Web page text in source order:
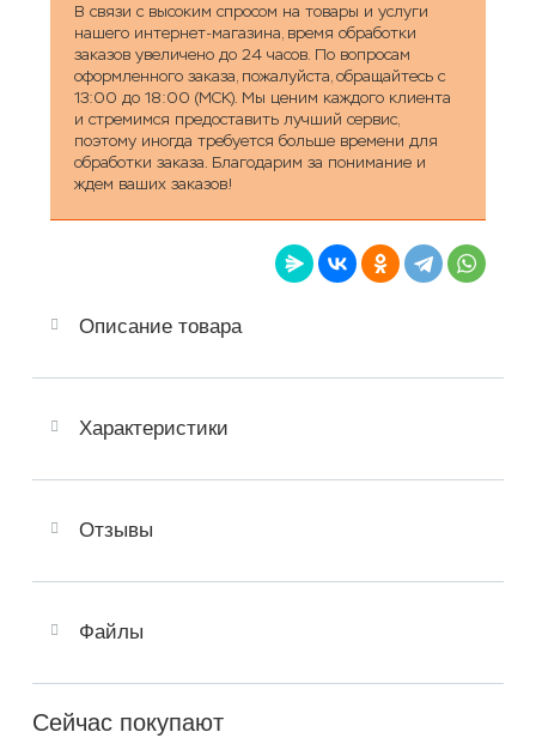
В связи с высоким спросом на товары и услуги
нашего интернет-магазина, время обработки
заказов увеличено до 24 часов. По вопросам
оформленного заказа, пожалуйста, обращайтесь с
13:00 до 18:00 (МСК). Мы ценим каждого клиента
и стремимся предоставить лучший сервис,
поэтому иногда требуется больше времени для
обработки заказа. Благодарим за понимание и
ждем ваших заказов!
Описание товара
Характеристики
Отзывы
Файлы
Сейчас покупают